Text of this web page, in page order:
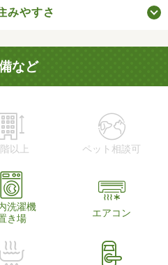
みやすさ
など
以上 ペット相談可
洗濯機
き場
エアコン